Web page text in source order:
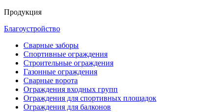
Продукция
Благоустройство
Сварные заборы
Спортивные ограждения
Строительные ограждения
Газонные ограждения
Сварные ворота
Ограждения входных групп
Ограждения для спортивных площадок
Ограждения для балконов